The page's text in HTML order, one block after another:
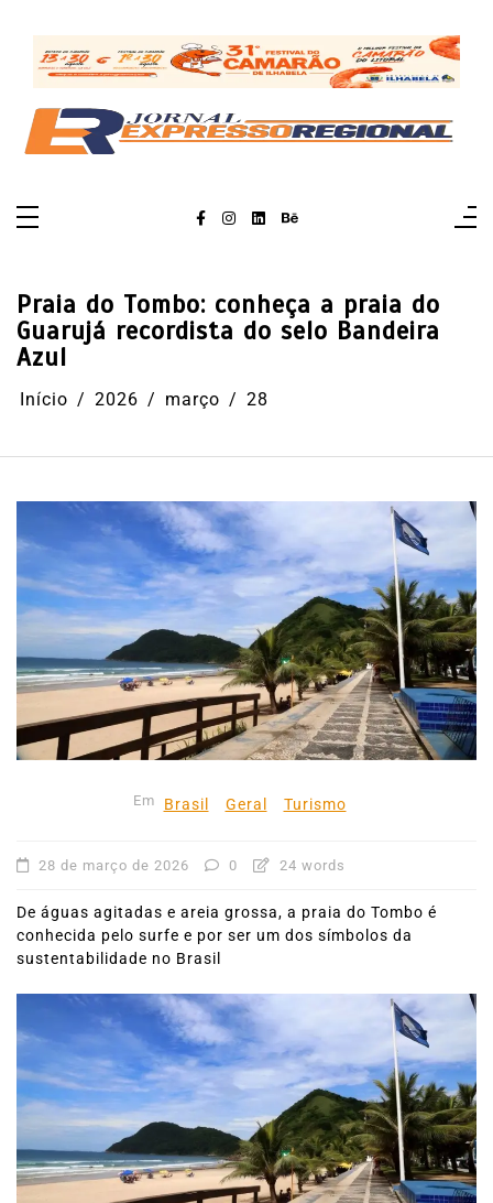
conteúdo
Praia do Tombo: conheça a praia do
Guarujá recordista do selo Bandeira
Azul
Início 2026 março 28
Em Brasil Geral Turismo
28 de março de 2026 0 24 words
De águas agitadas e areia grossa, a praia do Tombo é
conhecida pelo surfe e por ser um dos símbolos da
sustentabilidade no Brasil